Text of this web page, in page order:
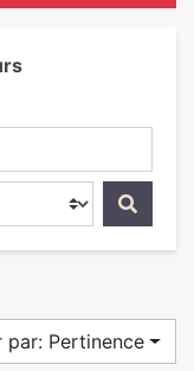
par: Pertinence